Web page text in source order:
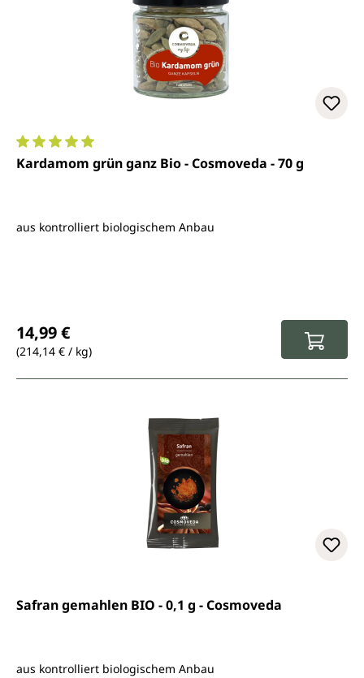
Durchschnittliche Bewertung von 5 von 5 Sternen
Kardamom grün ganz Bio - Cosmoveda - 70 g
aus kontrolliert biologischem Anbau
14,99 €
(214,14 € / kg)
Safran gemahlen BIO - 0,1 g - Cosmoveda
aus kontrolliert biologischem Anbau